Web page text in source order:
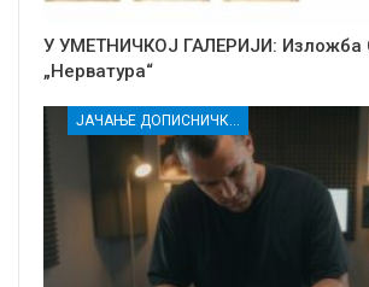
У УМЕТНИЧКОЈ ГАЛЕРИЈИ: Изложба
„Нерватура“
ЈАЧАЊЕ ДОПИСНИЧКЕ МРЕЖЕ НЕЗАВИСНИХ МЕДИЈА У РАСИНСКОМ ОКРУГУ